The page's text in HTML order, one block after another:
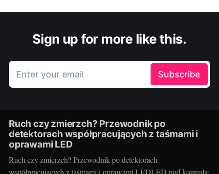
Sign up for more like this.
Enter your email Subscribe
Ruch czy zmierzch? Przewodnik po
detektorach współpracujących z taśmami i
oprawami LED
Ruch czy zmierzch? Przewodnik po detektorach
współpracujących z taśmami i oprawami LEDLED pod kontrolą: